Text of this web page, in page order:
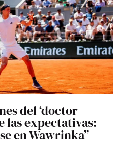
del ‘doctor
las expectativas:
en Wawrinka”